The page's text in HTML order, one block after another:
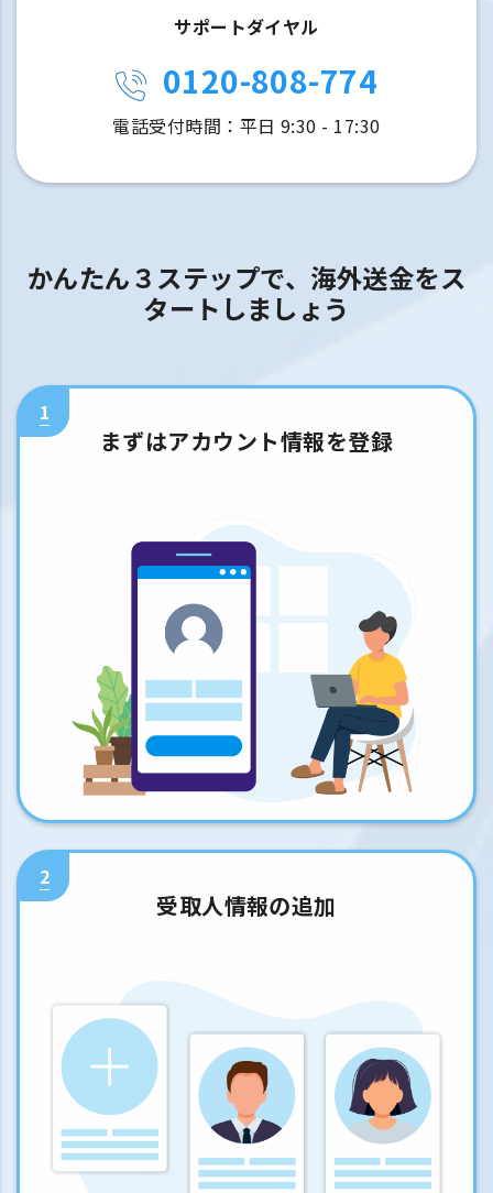
サポートダイヤル
0120-808-774
電話受付時間：平日 9:30 - 17:30
かんたん３ステップで、海外送金をス
タートしましょう
1
まずはアカウント情報を登録
2
受取人情報の追加